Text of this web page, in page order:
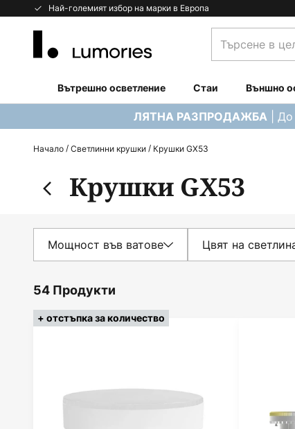
Най-големият избор на марки в Европа
Прескачане
магазин...
Вътрешно осветление Стаи Външно
ЛЯТНА РАЗПРОДАЖБА |
Начало Светлинни крушки Крушки GX53
Крушки GX53
Мощност във ватове Цвят на
54 Продукти
+ отстъпка за количество